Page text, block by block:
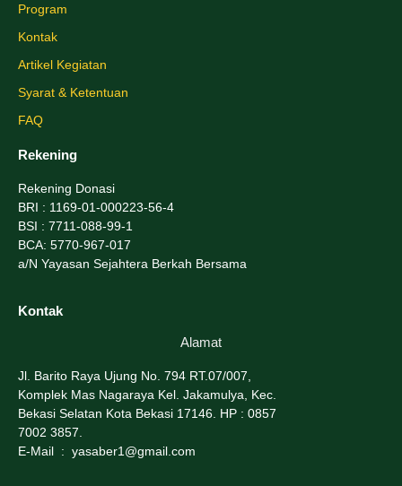
Program
Kontak
Artikel Kegiatan
Syarat & Ketentuan
FAQ
Rekening
Rekening Donasi
BRI : 1169-01-000223-56-4
BSI : 7711-088-99-1
BCA: 5770-967-017
a/N Yayasan Sejahtera Berkah Bersama
Kontak
Alamat
Jl. Barito Raya Ujung No. 794 RT.07/007,
Komplek Mas Nagaraya Kel. Jakamulya, Kec.
Bekasi Selatan Kota Bekasi 17146. HP : 0857
7002 3857.
E-Mail : yasaber1@gmail.com